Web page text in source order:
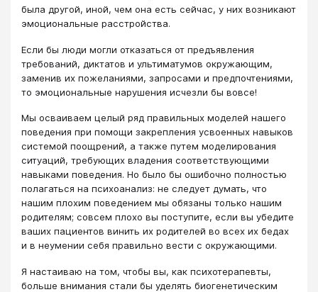
была другой, иной, чем она есть сейчас, у них возникают
эмоциональные расстройства.
Если бы люди могли отказаться от предъявления
требований, диктатов и ультиматумов окружающим,
заменив их пожеланиями, запросами и предпочтениями,
то эмоциональные нарушения исчезли бы вовсе!
Мы осваиваем целый ряд правильных моделей нашего
поведения при помощи закрепления усвоенных навыков
системой поощрений, а также путем моделирования
ситуаций, требующих владения соответствующими
навыками поведения. Но было бы ошибочно полностью
полагаться на психоанализ: не следует думать, что
нашим плохим поведением мы обязаны только нашим
родителям; совсем плохо вы поступите, если вы убедите
ваших пациентов винить их родителей во всех их бедах
и в неумении себя правильно вести с окружающими.
Я настаиваю на том, чтобы вы, как психотерапевты,
больше внимания стали бы уделять биогенетическим